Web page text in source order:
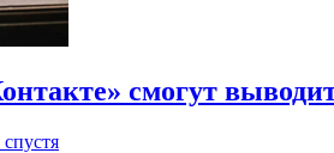
смогут
спустя